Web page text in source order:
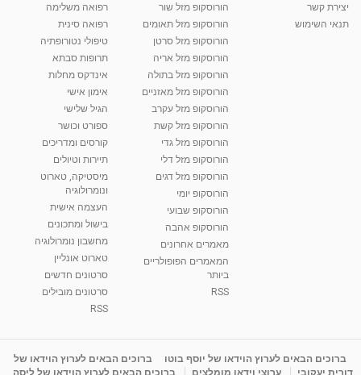
יצירת קשר
תנאי השימוש
הורוסקופ מזל שור
הורוסקופ מזל תאומים
הורוסקופ מזל סרטן
הורוסקופ מזל אריה
הורוסקופ מזל בתולה
הורוסקופ מזל מאזניים
הורוסקופ מזל עקרב
הורוסקופ מזל קשת
הורוסקופ מזל גדי
הורוסקופ מזל דלי
הורוסקופ מזל דגים
הורוסקופ יומי
הורוסקופ שבועי
הורוסקופ אהבה
מאמרים אחרונים
המאמרים הפופולריים
ביותר
RSS
רפואה משלימה
רפואה סינית
טיפולי נטורופתיה
תרופות סבתא
אינדקס מחלות
אימון אישי
הגיל שלישי
ספורט וכושר
קורסים ומדריכים
תיירות וטיולים
מיסטיקה, טארוט
ונומרולוגיה
העצמה אישית
בישול ומתכונים
מחשבון נומרולוגיה
טארוט אונליין
סרטונים חדשים
סרטונים מובילים
RSS
ברוכים הבאים לערוץ הוידאו של יוסף בוטו
ברוכים הבאים לערוץ הוידאו של